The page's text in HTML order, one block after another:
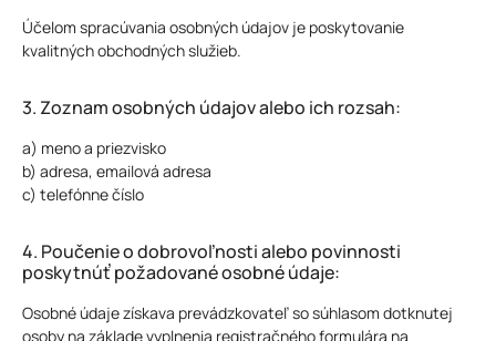
Účelom spracúvania osobných údajov je poskytovanie
kvalitných obchodných služieb.
3. Zoznam osobných údajov alebo ich rozsah:
a) meno a priezvisko
b) adresa, emailová adresa
c) telefónne číslo
4. Poučenie o dobrovoľnosti alebo povinnosti
poskytnúť požadované osobné údaje:
Osobné údaje získava prevádzkovateľ so súhlasom dotknutej
osoby na základe vyplnenia registračného formulára na